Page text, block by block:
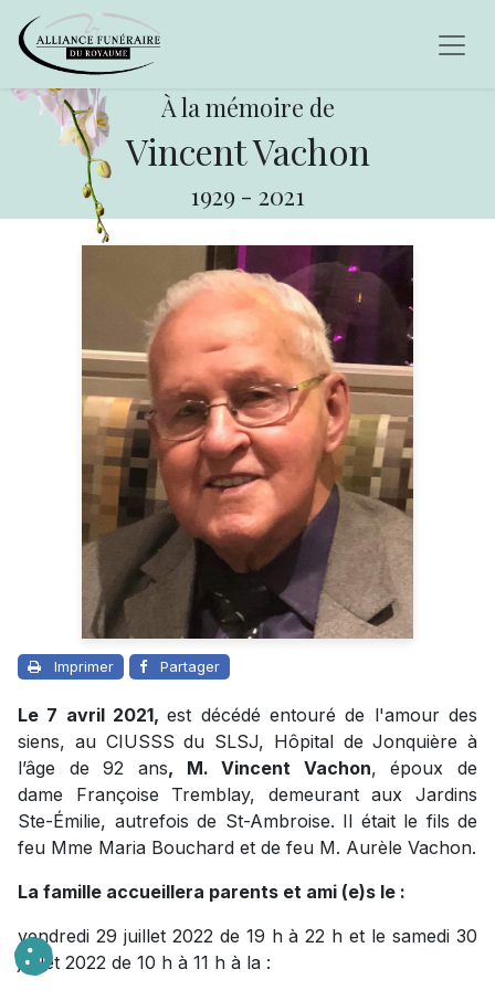
À la mémoire de
Vincent Vachon
1929 - 2021
Imprimer Partager
Le 7 avril 2021,est décédé entouré de l'amour des
siens, au CIUSSS du SLSJ, Hôpital de Jonquière à
l’âge de 92 ans, M. Vincent Vachon, époux de
dame Françoise Tremblay, demeurant aux Jardins
Ste-Émilie, autrefois de St-Ambroise. Il était le fils de
feu Mme Maria Bouchard et de feu M. Aurèle Vachon.
La famille accueillera parents et ami (e)s le :
vendredi 29 juillet 2022 de 19 h à 22 h et le samedi 30
juillet 2022 de 10 h à 11 h à la :